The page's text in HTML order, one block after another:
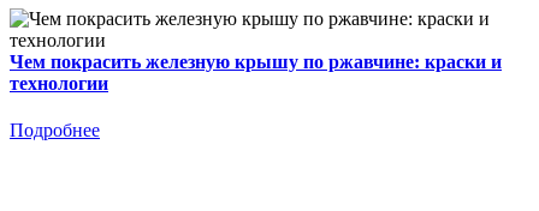
Чем покрасить железную крышу по ржавчине: краски и
технологии
Подробнее